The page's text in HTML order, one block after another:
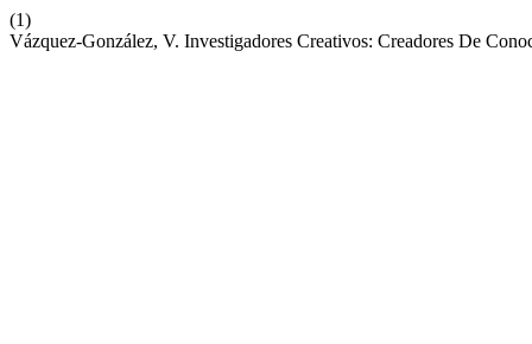
(1)
Vázquez-González, V. Investigadores Creativos: Creadores De